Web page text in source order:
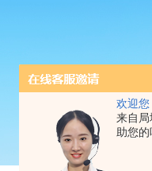
欢迎您
来自
助您的